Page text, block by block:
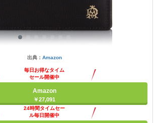
出典： Amazon
毎日お得なタイム
セール開催中
Amazon
￥27,091
24時間タイムセー
ル毎日開催中